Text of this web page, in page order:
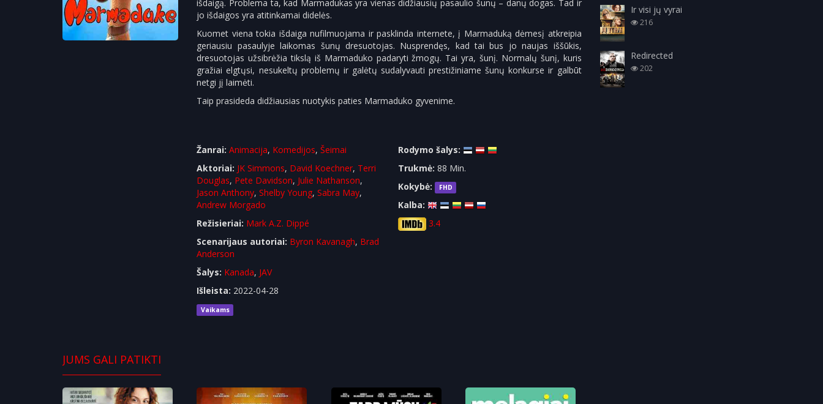
išdaigą. Problema ta, kad Marmadukas yra vienas didžiausių pasaulio šunų – danų dogas. Tad ir
jo išdaigos yra atitinkamai didelės.
Kuomet viena tokia išdaiga nufilmuojama ir pasklinda internete, į Marmaduką dėmesį atkreipia
geriausiu pasaulyje laikomas šunų dresuotojas. Nusprendęs, kad tai bus jo naujas iššūkis,
dresuotojas užsibrėžia tikslą iš Marmaduko padaryti žmogų. Tai yra, šunį. Normalų šunį, kuris
gražiai elgtųsi, nesukeltų problemų ir galėtų sudalyvauti prestižiniame šunų konkurse ir galbūt
netgi jį laimėti.
Taip prasideda didžiausias nuotykis paties Marmaduko gyvenime.
Žanrai:Animacija, Komedijos,Šeimai
Aktoriai: JK Simmons, David Koechner, Terri
Douglas, Pete Davidson, Julie Nathanson,
Jason Anthony,Shelby Young,Sabra May,
Andrew Morgado
Režisieriai: Mark A.Z. Dippé
Scenarijaus autoriai: Byron Kavanagh, Brad
Anderson
Šalys: Kanada, JAV
Išleista: 2022-04-28
Vaikams
Rodymo šalys:
Trukmė: 88 Min.
Kokybė:
FHD
Kalba:
3.4
JUMS GALI PATIKTI
Ir visi jų vyrai
216
Redirected
202